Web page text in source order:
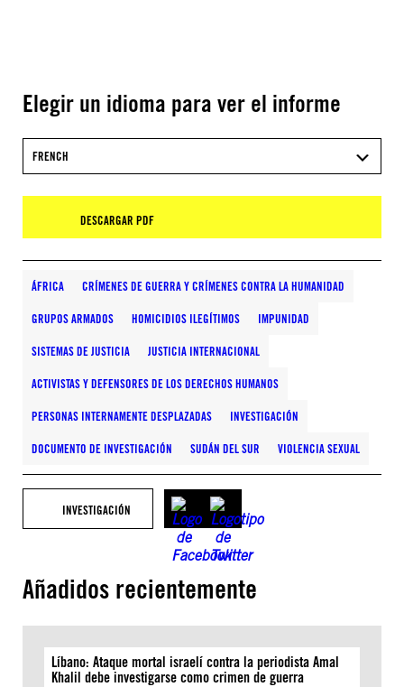
Elegir un idioma para ver el informe
FRENCH
DESCARGAR PDF
ÁFRICA CRÍMENES DE GUERRA Y CRÍMENES CONTRA LA HUMANIDAD
GRUPOS ARMADOS HOMICIDIOS ILEGÍTIMOS IMPUNIDAD
SISTEMAS DE JUSTICIA JUSTICIA INTERNACIONAL
ACTIVISTAS Y DEFENSORES DE LOS DERECHOS HUMANOS
PERSONAS INTERNAMENTE DESPLAZADAS INVESTIGACIÓN
DOCUMENTO DE INVESTIGACIÓN SUDÁN DEL SUR VIOLENCIA SEXUAL
INVESTIGACIÓN
Añadidos recientemente
Líbano: Ataque mortal israelí contra la periodista Amal
Khalil debe investigarse como crimen de guerra